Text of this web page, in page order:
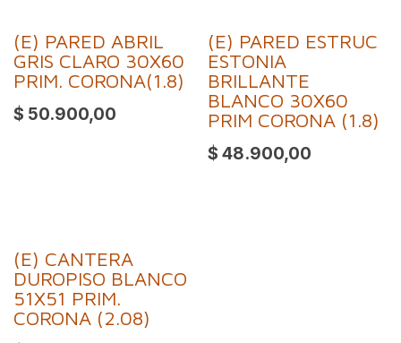
(E) PARED ABRIL
GRIS CLARO 30X60
PRIM. CORONA(1.8)
$ 50.900,00
(E) PARED ESTRUC
ESTONIA
BRILLANTE
BLANCO 30X60
PRIM CORONA (1.8)
$ 48.900,00
(E) CANTERA
DUROPISO BLANCO
51X51 PRIM.
CORONA (2.08)